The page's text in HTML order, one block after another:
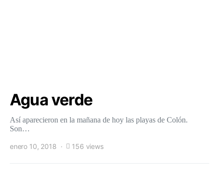
Agua verde
Así aparecieron en la mañana de hoy las playas de Colón.
Son…
enero 10, 2018 156 views